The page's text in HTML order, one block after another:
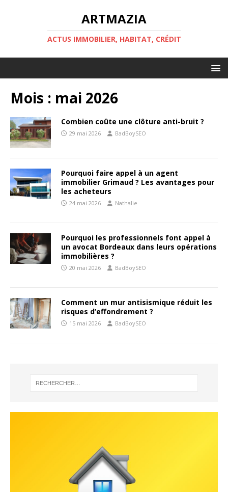
ARTMAZIA
ACTUS IMMOBILIER, HABITAT, CRÉDIT
Mois : mai 2026
Combien coûte une clôture anti-bruit ?
29 mai 2026 BadBoySEO
Pourquoi faire appel à un agent
immobilier Grimaud ? Les avantages pour
les acheteurs
24 mai 2026 Nathalie
Pourquoi les professionnels font appel à
un avocat Bordeaux dans leurs opérations
immobilières ?
20 mai 2026 BadBoySEO
Comment un mur antisismique réduit les
risques d’effondrement ?
15 mai 2026 BadBoySEO